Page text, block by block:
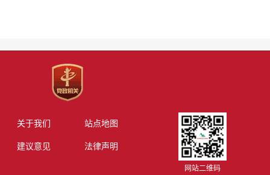
关于我们 站点地图
建议意见 法律声明
网站二维码